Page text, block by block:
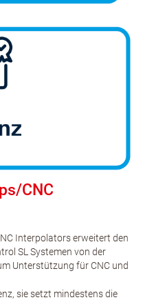
CNC
Interpolators erweitert den
SL Systemen von der
Unterstützung für CNC und
sie setzt mindestens die